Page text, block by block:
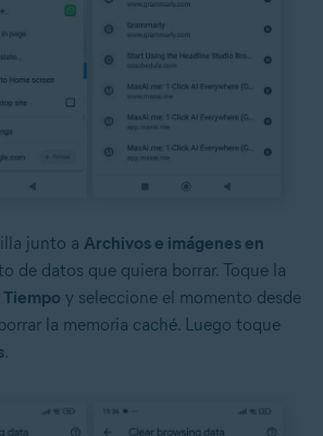
junto a Archivos e imágenes en
de datos que quiera borrar. Toque la
Tiempo y seleccione el momento desde
la memoria caché. Luego toque
.